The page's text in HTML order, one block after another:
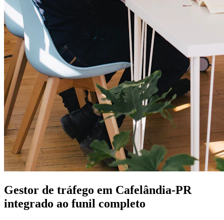
Gestor de tráfego em Cafelândia-PR
integrado ao funil completo